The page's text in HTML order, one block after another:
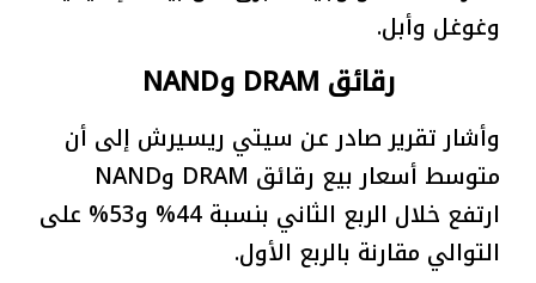
وغوغل وأبل.
رقائق DRAM وNAND
وأشار تقرير صادر عن سيتي ريسيرش إلى أن
متوسط أسعار بيع رقائق DRAM وNAND
ارتفع خلال الربع الثاني بنسبة 44% و53% على
التوالي مقارنة بالربع الأول.